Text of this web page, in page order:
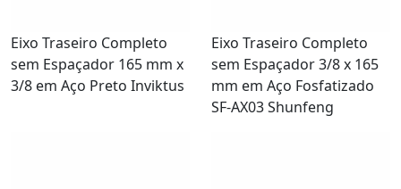
Eixo Traseiro Completo
sem Espaçador 165 mm x
3/8 em Aço Preto Inviktus
Eixo Traseiro Completo
sem Espaçador 3/8 x 165
mm em Aço Fosfatizado
SF-AX03 Shunfeng